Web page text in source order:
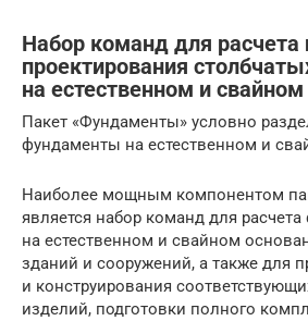
Набор команд для расчета
проектирования
на естественном и
Пакет «Фундаменты» условно
фундаменты на естественном и
Наиболее мощным компонентом
является набор команд для
на естественном и свайном
зданий и сооружений, а также для
и конструирования
изделий, подготовки полного